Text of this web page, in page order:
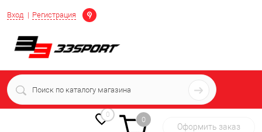
Вход Регистрация
Определение
+7 (939) 716-10-06
пн-пт 7:00-16:00 МСК
0
0
Оформить заказ